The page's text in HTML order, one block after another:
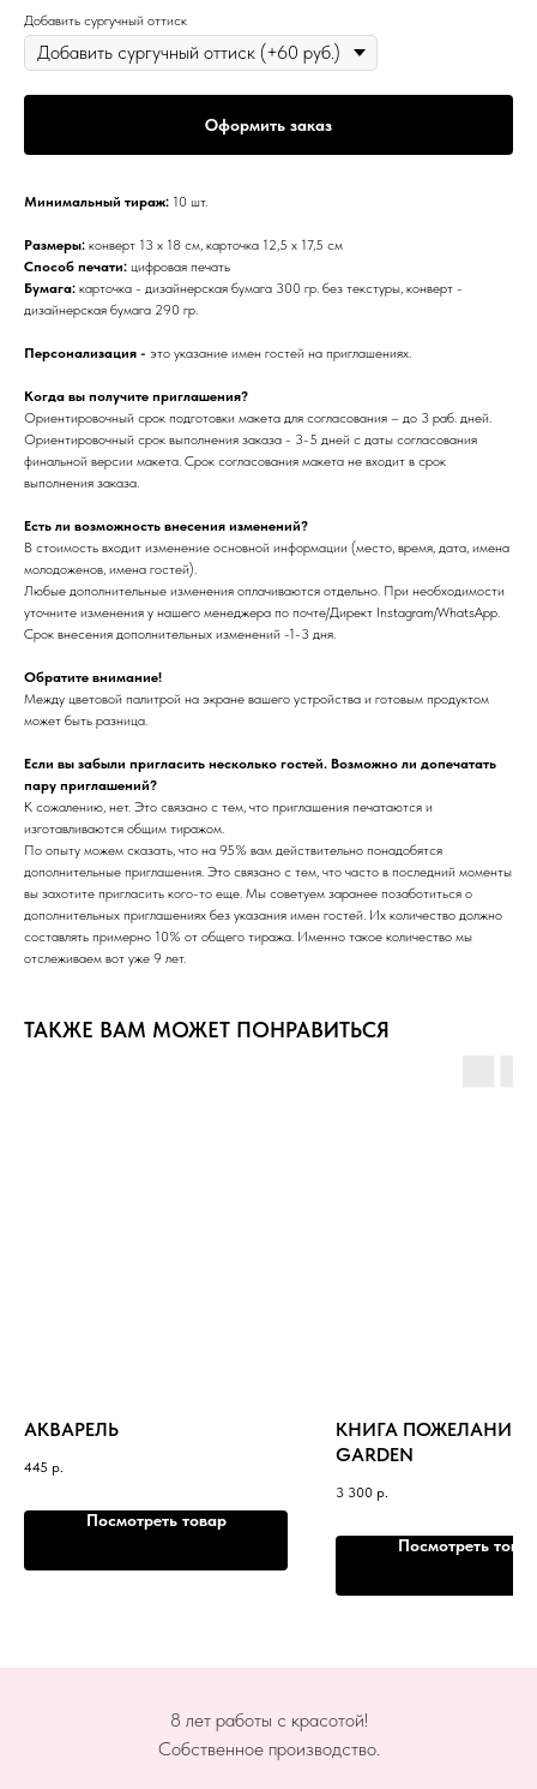
Добавить сургучный оттиск
Оформить заказ
Минимальный тираж: 10 шт.
Размеры: конверт 13 х 18 см, карточка 12,5 x 17,5 см
Способ печати: цифровая печать
Бумага: карточка - дизайнерская бумага 300 гр. без текстуры, конверт -
дизайнерская бумага 290 гр.
Персонализация - это указание имен гостей на приглашениях.
Когда вы получите приглашения?
Ориентировочный срок подготовки макета для согласования – до 3 раб. дней.
Ориентировочный срок выполнения заказа - 3-5 дней с даты согласования
финальной версии макета. Срок согласования макета не входит в срок
выполнения заказа.
Есть ли возможность внесения изменений?
В стоимость входит изменение основной информации (место, время, дата, имена
молодоженов, имена гостей).
Любые дополнительные изменения оплачиваются отдельно. При необходимости
уточните изменения у нашего менеджера по почте/Директ Instagram/WhatsApp.
Срок внесения дополнительных изменений -1-3 дня.
Обратите внимание!
Между цветовой палитрой на экране вашего устройства и готовым продуктом
может быть разница.
Если вы забыли пригласить несколько гостей. Возможно ли допечатать
пару приглашений?
К сожалению, нет. Это связано с тем, что приглашения печатаются и
изготавливаются общим тиражом.
По опыту можем сказать, что на 95% вам действительно понадобятся
дополнительные приглашения. Это связано с тем, что часто в последний моменты
вы захотите пригласить кого-то еще. Мы советуем заранее позаботиться о
дополнительных приглашениях без указания имен гостей. Их количество должно
составлять примерно 10% от общего тиража. Именно такое количество мы
отслеживаем вот уже 9 лет.
ТАКЖЕ ВАМ МОЖЕТ ПОНРАВИТЬСЯ
АКВАРЕЛЬ
445 р.
Посмотреть товар
КНИГА ПОЖЕЛАНИЙ.
GARDEN
3 300 р.
Посмотреть товар
8 лет работы с красотой!
Собственное производство.